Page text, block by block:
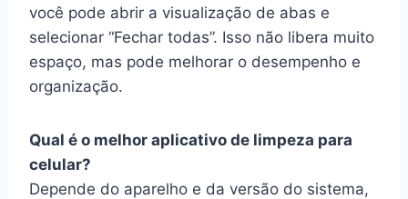
você pode abrir a visualização de abas e
selecionar “Fechar todas”. Isso não libera muito
espaço, mas pode melhorar o desempenho e
organização.
Qual é o melhor aplicativo de limpeza para
celular?
Depende do aparelho e da versão do sistema,